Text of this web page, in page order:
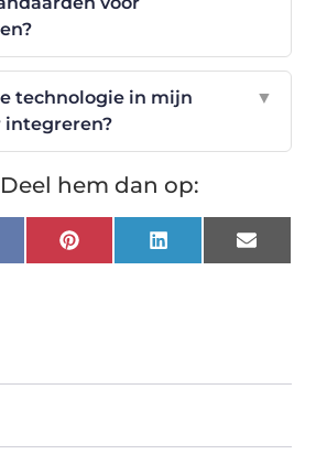
technologie in mijn
integreren?
▼
hem dan op:
Pinterest LinkedIn Email